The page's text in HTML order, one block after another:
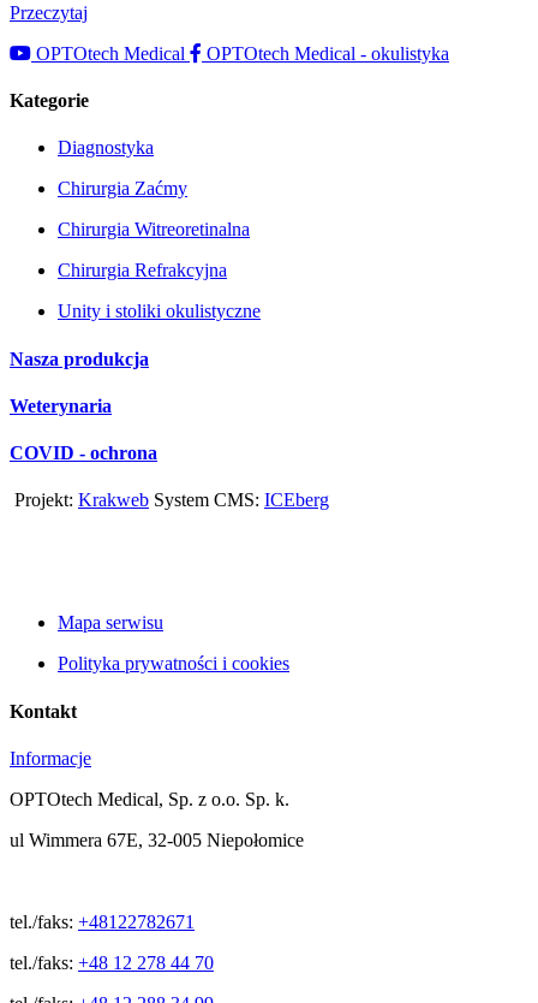
Przeczytaj
OPTOtech Medical
OPTOtech Medical - okulistyka
Kategorie
Diagnostyka
Chirurgia Zaćmy
Chirurgia Witreoretinalna
Chirurgia Refrakcyjna
Unity i stoliki okulistyczne
Nasza produkcja
Weterynaria
COVID - ochrona
Projekt: Krakweb System CMS: ICEberg
Mapa serwisu
Polityka prywatności i cookies
Kontakt
Informacje
OPTOtech Medical, Sp. z o.o. Sp. k.
ul Wimmera 67E, 32-005 Niepołomice
tel./faks: +48122782671
tel./faks: +48 12 278 44 70